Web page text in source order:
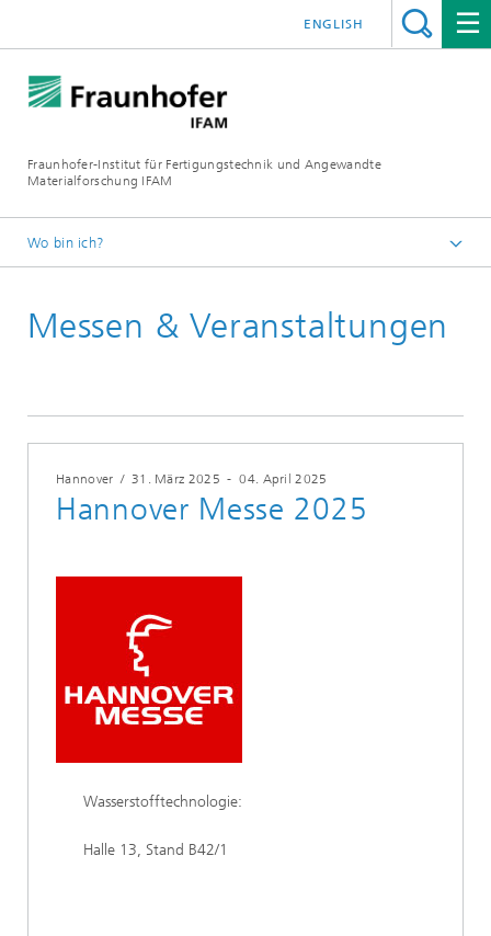
Fraunhofer-Institut für Fertigungstechnik und Angewandte
Materialforschung IFAM
ENGLISH
Wo bin ich?
Messen und Veranstaltungen
Messen & Veranstaltungen
Hannover / 31. März 2025 -04. April 2025
Hannover Messe 2025
Wasserstofftechnologie:
Halle 13, Stand B42/1